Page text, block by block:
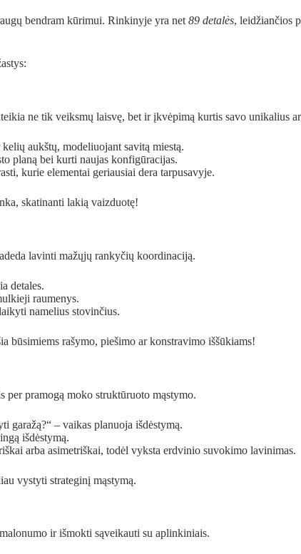
bendram kūrimui. Rinkinyje yra net 89 detalės, leidžiančios
ne tik veiksmų laisvę, bet ir įkvėpimą kurtis savo unikalius
aukštų, modeliuojant savitą miestą.
planą bei kurti naujas konfigūracijas.
kurie elementai geriausiai dera tarpusavyje.
skatinanti lakią vaizduotę!
lavinti mažųjų rankyčių koordinaciją.
detales.
raumenys.
namelius stovinčius.
būsimiems rašymo, piešimo ar konstravimo iššūkiams!
per pramogą moko struktūruoto mąstymo.
garažą?“ – vaikas planuoja išdėstymą.
išdėstymą.
arba asimetriškai, todėl vyksta erdvinio suvokimo lavinimas.
vystyti strateginį mąstymą.
ir išmokti sąveikauti su aplinkiniais.